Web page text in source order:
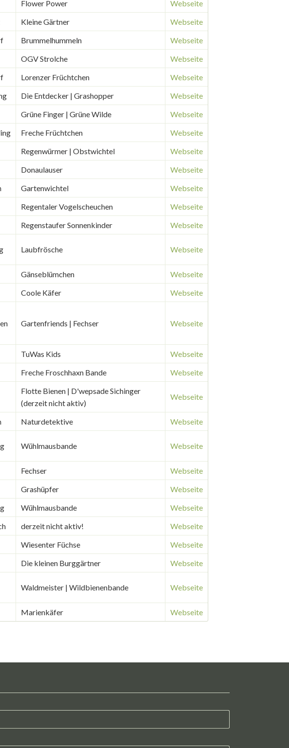
Flower Power
Webseite
Kleine Gärtner
Webseite
Brummelhummeln
Webseite
OGV Strolche
Webseite
Lorenzer Früchtchen
Webseite
Die Entdecker | Grashopper
Webseite
Grüne Finger | Grüne Wilde
Webseite
Freche Früchtchen
Webseite
Regenwürmer | Obstwichtel
Webseite
Donaulauser
Webseite
Gartenwichtel
Webseite
Regentaler Vogelscheuchen
Webseite
Regenstaufer Sonnenkinder
Webseite
Laubfrösche Webseite
Gänseblümchen
Webseite
Coole Käfer
Webseite
Gartenfriends | Fechser Webseite
TuWas Kids
Webseite
Freche Froschhaxn Bande Webseite
Flotte Bienen | D'wepsade Sichinger
(derzeit nicht aktiv)
Webseite
Naturdetektive
Webseite
Wühlmausbande Webseite
Fechser
Webseite
Grashüpfer
Webseite
Wühlmausbande
Webseite
derzeit nicht aktiv!
Webseite
Wiesenter Füchse
Webseite
Die kleinen Burggärtner Webseite
Waldmeister | Wildbienenbande Webseite
Marienkäfer Webseite